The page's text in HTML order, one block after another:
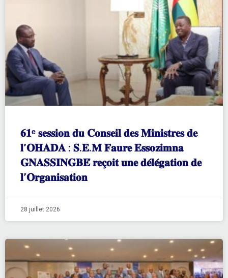
𝟔𝟏ᵉ 𝐬𝐞𝐬𝐬𝐢𝐨𝐧 𝐝𝐮 𝐂𝐨𝐧𝐬𝐞𝐢𝐥 𝐝𝐞𝐬 𝐌𝐢𝐧𝐢𝐬𝐭𝐫𝐞𝐬 𝐝𝐞
𝐥’𝐎𝐇𝐀𝐃𝐀 : 𝐒.𝐄.𝐌 𝐅𝐚𝐮𝐫𝐞 𝐄𝐬𝐬𝐨𝐳𝐢𝐦𝐧𝐚
𝐆𝐍𝐀𝐒𝐒𝐈𝐍𝐆𝐁𝐄́ 𝐫𝐞𝐜̧𝐨𝐢𝐭 𝐮𝐧𝐞 𝐝𝐞́𝐥𝐞́𝐠𝐚𝐭𝐢𝐨𝐧 𝐝𝐞
𝐥’𝐎𝐫𝐠𝐚𝐧𝐢𝐬𝐚𝐭𝐢𝐨𝐧
28 juillet 2026